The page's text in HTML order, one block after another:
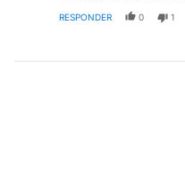
RESPONDER 0 1